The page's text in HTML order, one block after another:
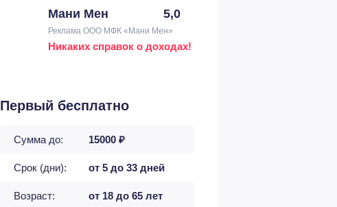
Мани Мен 5,0
Реклама ООО МФК «Мани Мен»
Никаких справок о доходах!
Первый бесплатно
Сумма до: 15000 ₽
Срок (дни): от 5 до 33 дней
Возраст: от 18 до 65 лет